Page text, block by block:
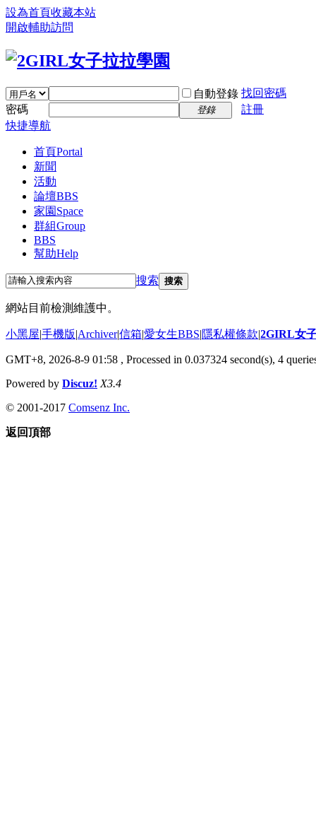
設為首頁收藏本站
開啟輔助訪問
自動登錄 找回密碼
密碼
登錄
註冊
快捷導航
首頁Portal
新聞
活動
論壇BBS
家園 Space
群組Group
BBS
幫助Help
搜索 搜索
網站目前檢測維護中。
小黑屋|手機版|Archiver|信箱|愛女生BBS|隱私權條款|2GIRL女
GMT+8, 2026-8-9 01:58 , Processed in 0.037324 second(s), 4
Powered by Discuz! X3.4
© 2001-2017 Comsenz Inc.
返回頂部